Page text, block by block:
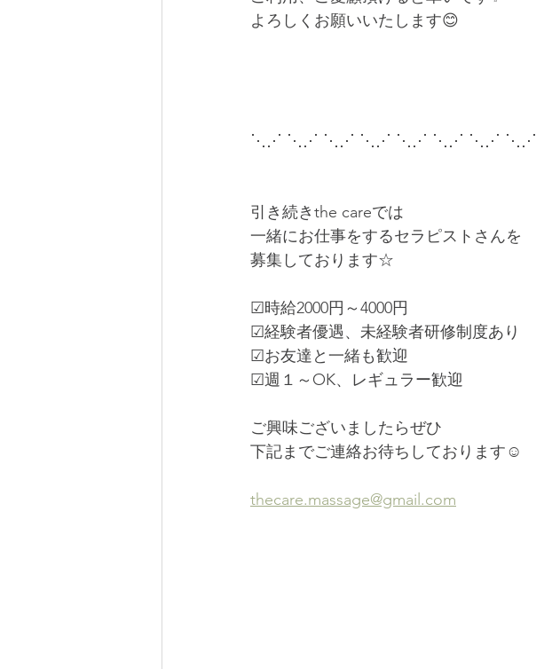
よろしくお願いいたします😊
⋱⋰ ⋱⋰ ⋱⋰ ⋱⋰ ⋱⋰ ⋱⋰ ⋱⋰ ⋱⋰
引き続きthe careでは
一緒にお仕事をするセラピストさんを
募集しております☆
☑時給2000円～4000円
☑経験者優遇、未経験者研修制度あり
☑お友達と一緒も歓迎
☑週１～OK、レギュラー歓迎
ご興味ございましたらぜひ
下記までご連絡お待ちしております☺
thecare.massage@gmail.com